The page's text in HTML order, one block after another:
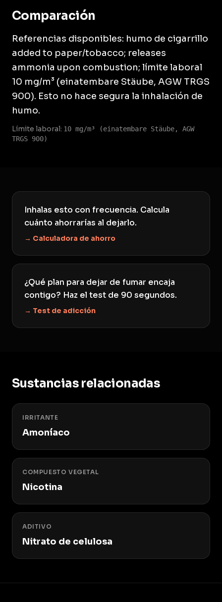
Comparación
Referencias disponibles: humo de cigarrillo
added to paper/tobacco; releases
ammonia upon combustion; límite laboral
10 mg/m³ (einatembare Stäube, AGW TRGS
900). Esto no hace segura la inhalación de
humo.
Límite laboral: 10 mg/m³ (einatembare Stäube, AGW
TRGS 900)
Inhalas esto con frecuencia. Calcula
cuánto ahorrarías al dejarlo.
→ Calculadora de ahorro
¿Qué plan para dejar de fumar encaja
contigo? Haz el test de 90 segundos.
→ Test de adicción
Sustancias relacionadas
IRRITANTE
Amoníaco
COMPUESTO VEGETAL
Nicotina
ADITIVO
Nitrato de celulosa